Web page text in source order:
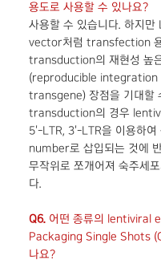
용도로 사용할 수 있나요?
사용할 수 있습니다. 하지
vector처럼 transfection
transduction의 재현성 높
(reproducible
transgene) 장점을 기대할
transduction의 경우
5'-LTR, 3'-LTR을 이용하여
number로 삽입되는 것에
무작위로 쪼개어져 숙주세
다.
Q6.어떤 종류의 lentiviral
Packaging Single Shots
나요?